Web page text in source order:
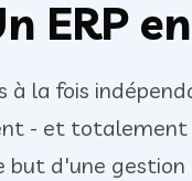
ERP
à la fois
- et totalement
but d'une gestion